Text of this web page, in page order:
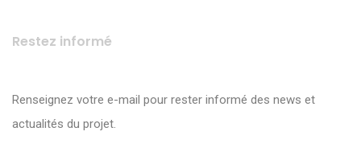
Restez informé
Renseignez votre e-mail pour rester informé des news et
actualités du projet.